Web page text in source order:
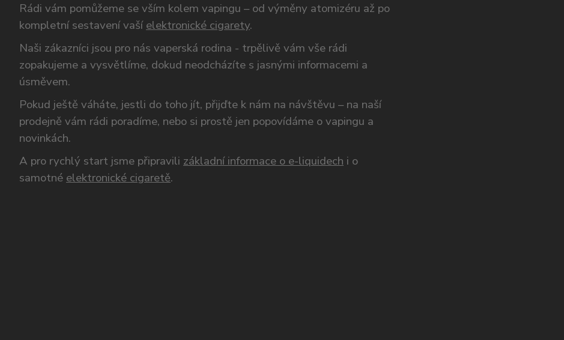
Rádi vám pomůžeme se vším kolem vapingu – od výměny atomizéru až po
kompletní sestavení vaší elektronické cigarety.
Naši zákazníci jsou pro nás vaperská rodina - trpělivě vám vše rádi
zopakujeme a vysvětlíme, dokud neodcházíte s jasnými informacemi a
úsměvem.
Pokud ještě váháte, jestli do toho jít, přijďte k nám na návštěvu – na naší
prodejně vám rádi poradíme, nebo si prostě jen popovídáme o vapingu a
novinkách.
A pro rychlý start jsme připravili základní informace o e-liquidech i o
samotné elektronické cigaretě.